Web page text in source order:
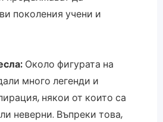
поколения учени и
Около фигурата на
много легенди и
някои от които са
неверни. Въпреки това,